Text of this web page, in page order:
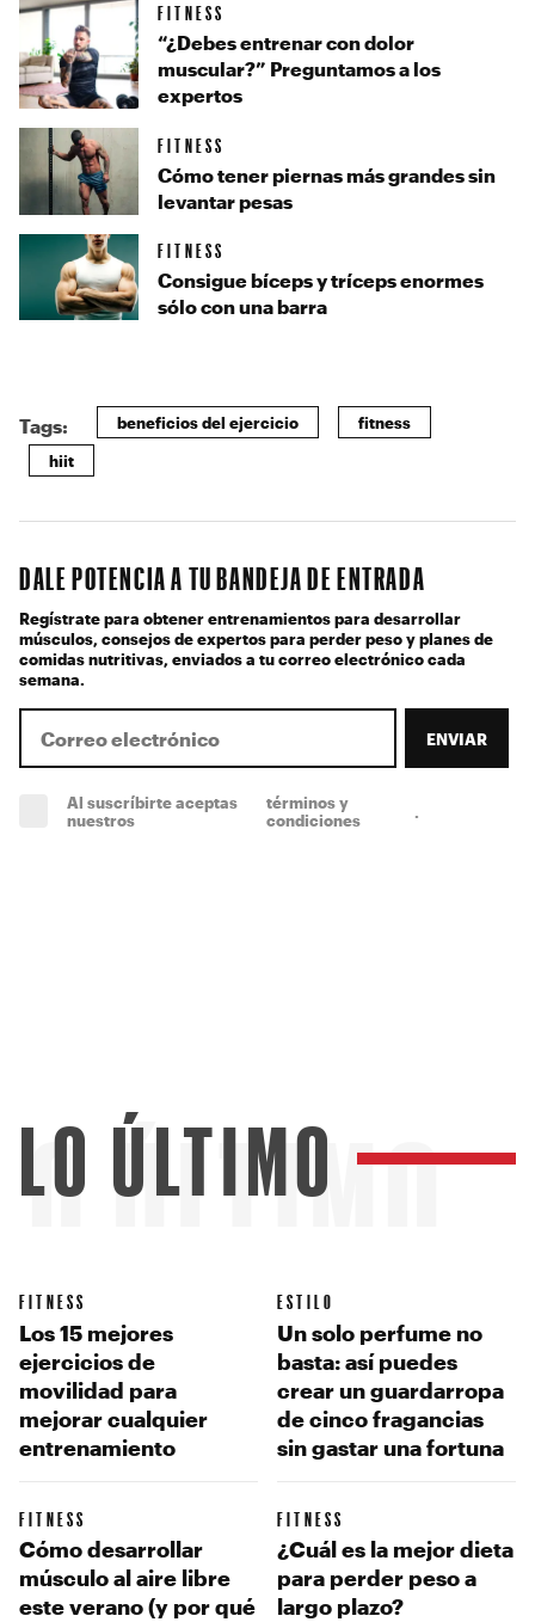
FITNESS
“¿Debes entrenar con dolor
muscular?” Preguntamos a los
expertos
FITNESS
Cómo tener piernas más grandes sin
levantar pesas
FITNESS
Consigue bíceps y tríceps enormes
sólo con una barra
Tags: beneficios del ejercicio fitness
hiit
DALE POTENCIA A TU BANDEJA DE ENTRADA
Regístrate para obtener entrenamientos para desarrollar
músculos, consejos de expertos para perder peso y planes de
comidas nutritivas, enviados a tu correo electrónico cada
semana.
ENVIAR
Al suscríbirte aceptas
nuestros
términos y
condiciones
ÚLTIMO
LO ÚLTIMO
FITNESS
Los 15 mejores
ejercicios de
movilidad para
mejorar cualquier
entrenamiento
ESTILO
Un solo perfume no
basta: así puedes
crear un guardarropa
de cinco fragancias
sin gastar una fortuna
FITNESS
Cómo desarrollar
músculo al aire libre
este verano (y por qué
FITNESS
¿Cuál es la mejor dieta
para perder peso a
largo plazo?